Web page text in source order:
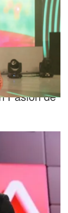
enterarse
Pasión de